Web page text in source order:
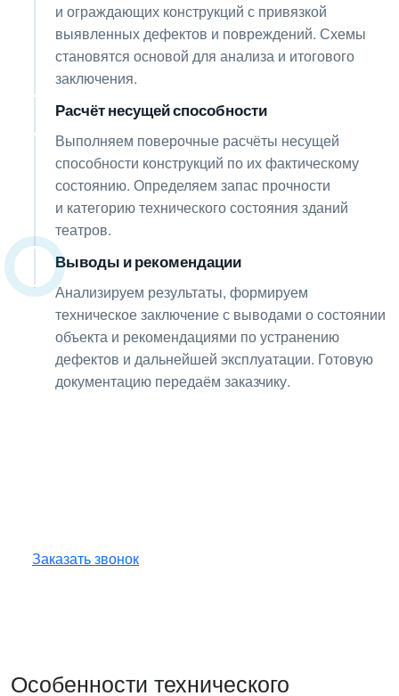
и ограждающих конструкций с привязкой
выявленных дефектов и повреждений. Схемы
становятся основой для анализа и итогового
заключения.
Расчёт несущей способности
Выполняем поверочные расчёты несущей
способности конструкций по их фактическому
состоянию. Определяем запас прочности
и категорию технического состояния зданий
театров.
Выводы и рекомендации
Анализируем результаты, формируем
техническое заключение с выводами о состоянии
объекта и рекомендациями по устранению
дефектов и дальнейшей эксплуатации. Готовую
документацию передаём заказчику.
Заказать звонок
Особенности технического